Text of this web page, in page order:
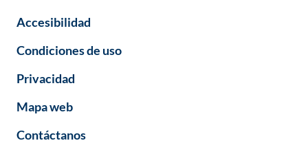
Accesibilidad
Condiciones de uso
Privacidad
Mapa web
Contáctanos